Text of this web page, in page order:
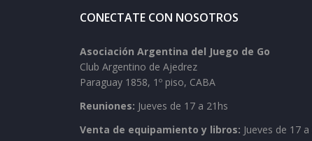
CONECTATE CON NOSOTROS
Asociación Argentina del Juego de Go
Club Argentino de Ajedrez
Paraguay 1858, 1º piso, CABA
Reuniones: Jueves de 17 a 21hs
Venta de equipamiento y libros: Jueves de 17